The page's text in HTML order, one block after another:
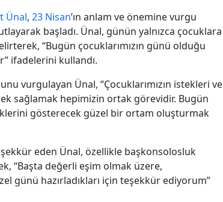
Ünal, 23 Nisan’ın anlam ve önemine vurgu
başladı. Ünal, günün yalnızca çocuklara
“Bugün çocuklarımızın günü olduğu
ifadelerini kullandı.
vurgulayan Ünal, “Çocuklarımızın istekleri ve
sağlamak hepimizin ortak görevidir. Bugün
gösterecek güzel bir ortam oluşturmak
eden Ünal, özellikle başkonsolosluk
“Başta değerli eşim olmak üzere,
günü hazırladıkları için teşekkür ediyorum”